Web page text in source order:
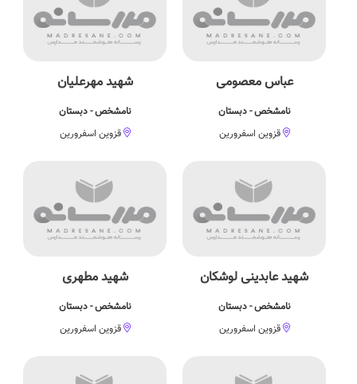
عباس معصومی
نامشخص - دبستان
قزوین اسفرورین
شهید مهرعلیان
نامشخص - دبستان
قزوین اسفرورین
شهید عابدینی لوشکان
نامشخص - دبستان
قزوین اسفرورین
شهید مطهری
نامشخص - دبستان
قزوین اسفرورین